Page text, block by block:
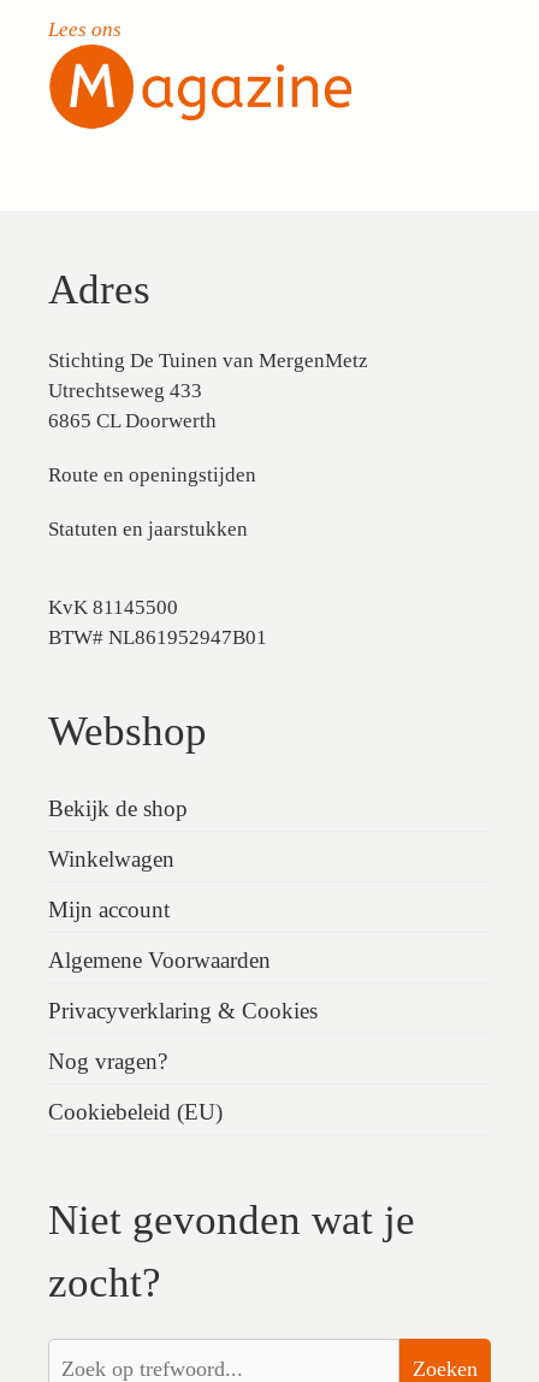
Lees ons
Adres
Stichting De Tuinen van MergenMetz
Utrechtseweg 433
6865 CL Doorwerth
Route en openingstijden
Statuten en jaarstukken
KvK 81145500
BTW# NL861952947B01
Webshop
Bekijk de shop
Winkelwagen
Mijn account
Algemene Voorwaarden
Privacyverklaring & Cookies
Nog vragen?
Cookiebeleid (EU)
Niet gevonden wat je
zocht?
Zoeken